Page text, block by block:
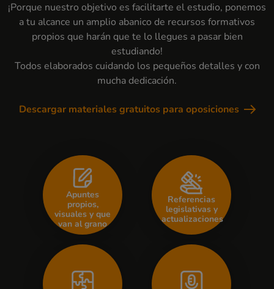
¡Porque nuestro objetivo es facilitarte el estudio, ponemos
a tu alcance un amplio abanico de recursos formativos
propios que harán que te lo llegues a pasar bien
estudiando!
Todos elaborados cuidando los pequeños detalles y con
mucha dedicación.
Descargar materiales gratuitos para oposiciones
Apuntes
propios,
visuales y que
van al grano
Referencias
legislativas y
actualizaciones